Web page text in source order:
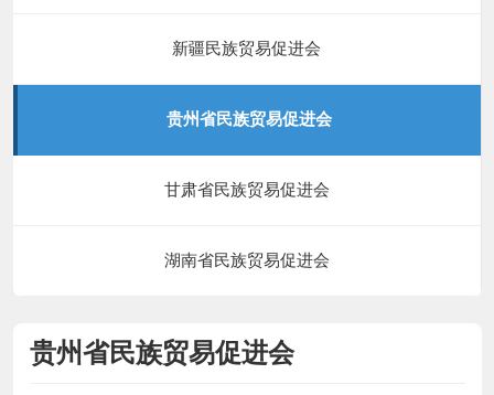
新疆民族贸易促进会
贵州省民族贸易促进会
甘肃省民族贸易促进会
湖南省民族贸易促进会
贵州省民族贸易促进会